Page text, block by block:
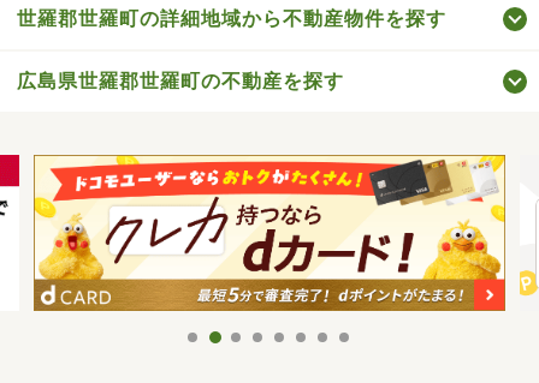
世羅郡世羅町の詳細地域から不動産物件を探す
広島県世羅郡世羅町の不動産を探す